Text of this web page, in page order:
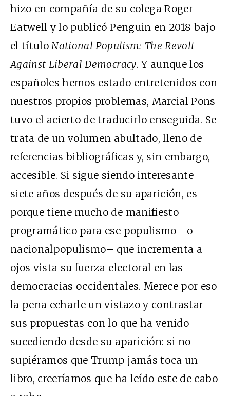
hizo en compañía de su colega Roger
Eatwell y lo publicó Penguin en 2018 bajo
el título National Populism: The Revolt
Against Liberal Democracy. Y aunque los
españoles hemos estado entretenidos con
nuestros propios problemas, Marcial Pons
tuvo el acierto de traducirlo enseguida. Se
trata de un volumen abultado, lleno de
referencias bibliográficas y, sin embargo,
accesible. Si sigue siendo interesante
siete años después de su aparición, es
porque tiene mucho de manifiesto
programático para ese populismo –o
nacionalpopulismo– que incrementa a
ojos vista su fuerza electoral en las
democracias occidentales. Merece por eso
la pena echarle un vistazo y contrastar
sus propuestas con lo que ha venido
sucediendo desde su aparición: si no
supiéramos que Trump jamás toca un
libro, creeríamos que ha leído este de cabo